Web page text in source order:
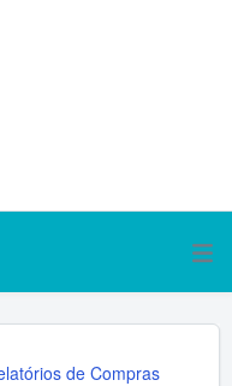
de Compras